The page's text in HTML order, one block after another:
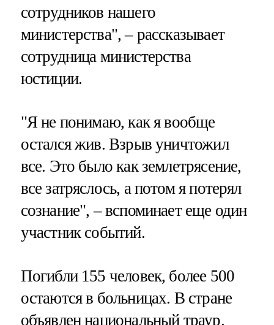
сотрудников нашего
министерства", – рассказывает
сотрудница министерства
юстиции.
"Я не понимаю, как я вообще
остался жив. Взрыв уничтожил
все. Это было как землетрясение,
все затряслось, а потом я потерял
сознание", – вспоминает еще один
участник событий.
Погибли 155 человек, более 500
остаются в больницах. В стране
объявлен национальный траур.